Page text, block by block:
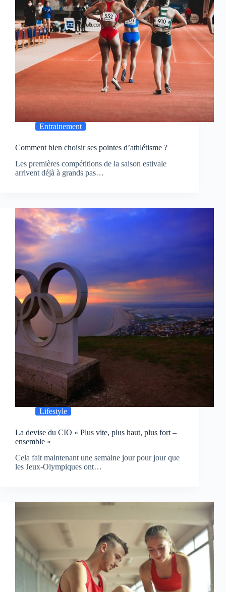
Entrainement
Comment bien choisir ses pointes d’athlétisme ?
Les premières compétitions de la saison estivale
arrivent déjà à grands pas…
Lifestyle
La devise du CIO « Plus vite, plus haut, plus fort –
ensemble »
Cela fait maintenant une semaine jour pour jour que
les Jeux-Olympiques ont…